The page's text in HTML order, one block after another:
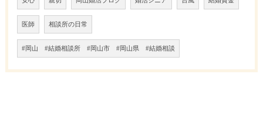
医師 相談所の日常
#岡山 #結婚相談所 #岡山市 #岡山県 #結婚相談